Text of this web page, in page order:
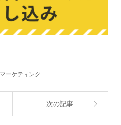
ーケティング
次の記事